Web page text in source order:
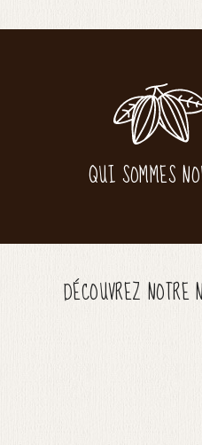
QUI SOMMES
DÉCOUVREZ NOTRE